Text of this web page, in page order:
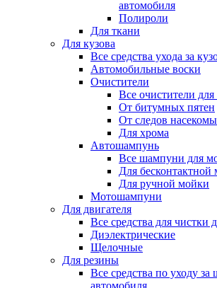
автомобиля
Полироли
Для ткани
Для кузова
Все средства ухода за
Автомобильные воски
Очистители
Все очистители
От битумных пятен
От следов
Для хрома
Автошампунь
Все шампуни для
Для бесконтактной
Для ручной мойки
Мотошампуни
Для двигателя
Все средства для чистки
Диэлектрические
Щелочные
Для резины
Все средства по уходу
автомобиля